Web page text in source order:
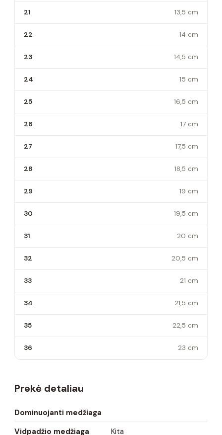
21 13,5 cm
22 14 cm
23 14,5 cm
24 15 cm
25 16,5 cm
26 17 cm
27 17,5 cm
28 18,5 cm
29 19 cm
30 19,5 cm
31 20 cm
32 20,5 cm
33 21 cm
34 21,5 cm
35 22,5 cm
36 23 cm
Prekė detaliau
Dominuojanti medžiaga
Vidpadžio medžiaga
Kita